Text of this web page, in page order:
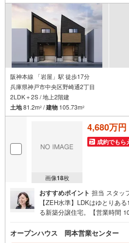
阪神本線 「岩屋」駅 徒歩17分
兵庫県神戸市中央区野崎通2丁目
2LDK＋2S / 地上2階建
土地81.2m2 /建物 105.73m2
画像18枚
4,680万円
成約でもら
おすすめポイント 担当 スタッ
【ZEH水準】LDKはゆとりあ
る新築分譲住宅。【営業時間
軽にご連絡ください！現地を見
オープンハウス 岡本営業センター